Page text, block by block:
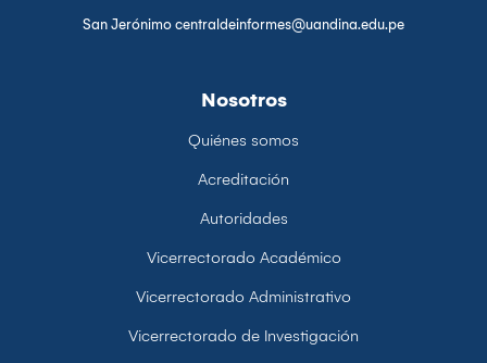
San Jerónimo centraldeinformes@uandina.edu.pe
Nosotros
Quiénes somos
Acreditación
Autoridades
Vicerrectorado Académico
Vicerrectorado Administrativo
Vicerrectorado de Investigación